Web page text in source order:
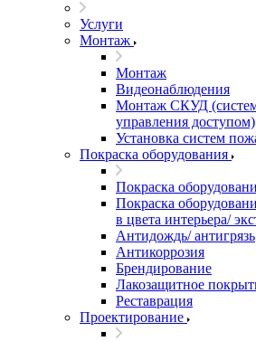
Услуги
Монтаж
Монтаж
Видеонаблюдения
Монтаж СКУД
управления доступом)
Установка систем
Покраска оборудования
Покраска
Покраска
в цвета интерьера/
Антидождь/ антигрязь
Антикоррозия
Брендирование
Лакозащитное
Реставрация
Проектирование